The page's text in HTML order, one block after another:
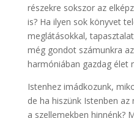
részekre sokszor az
is? Ha ilyen sok könyvet
meglátásokkal,
még gondot számunkra
harmóniában gazdag élet
Istenhez imádkozunk,
de ha hiszünk Istenben
a szellemekben hinnénk?